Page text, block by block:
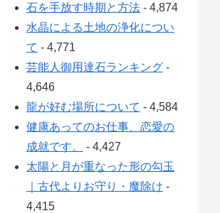
石を手放す時期と方法 - 4,874
水晶による土地の浄化につい
て - 4,771
芸能人御用達石ランキング -
4,646
龍が好む場所について - 4,584
健康あってのお仕事、恋愛の
成就です。
- 4,427
太陽と月が重なった形の勾玉
｜古代よりお守り・魔除け -
4,415